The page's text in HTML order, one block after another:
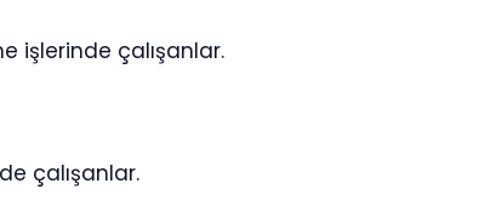
işlerinde çalışanlar.
çalışanlar.